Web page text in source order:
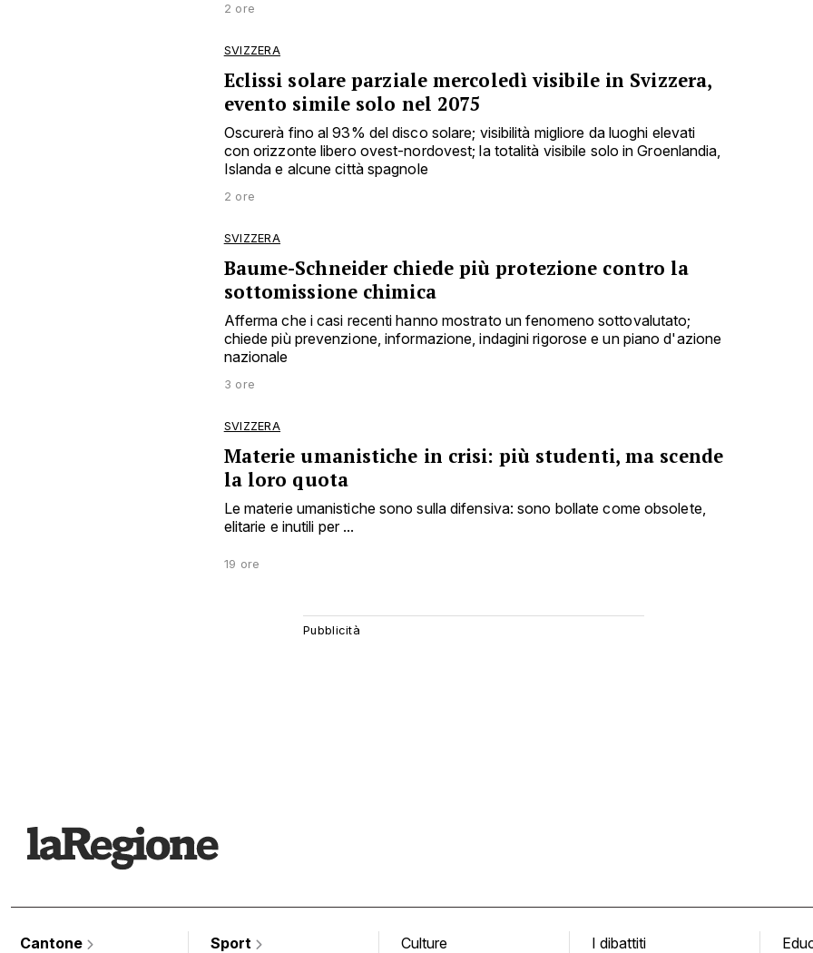
2 ore
SVIZZERA
Eclissi solare parziale mercoledì visibile in Svizzera,
evento simile solo nel 2075
Oscurerà fino al 93% del disco solare; visibilità migliore da luoghi elevati
con orizzonte libero ovest-nordovest; la totalità visibile solo in Groenlandia,
Islanda e alcune città spagnole
2 ore
SVIZZERA
Baume-Schneider chiede più protezione contro la
sottomissione chimica
Afferma che i casi recenti hanno mostrato un fenomeno sottovalutato;
chiede più prevenzione, informazione, indagini rigorose e un piano d'azione
nazionale
3 ore
SVIZZERA
Materie umanistiche in crisi: più studenti, ma scende
la loro quota
Le materie umanistiche sono sulla difensiva: sono bollate come obsolete,
elitarie e inutili per ...
19 ore
Cantone
Sport
Culture
I dibattiti